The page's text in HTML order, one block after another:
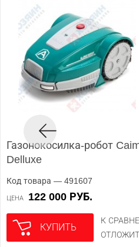
Газонокосилка-робот
Delluxe
Код товара — 491607
ЦЕНА 122 000 РУБ.
КУПИТЬ
К